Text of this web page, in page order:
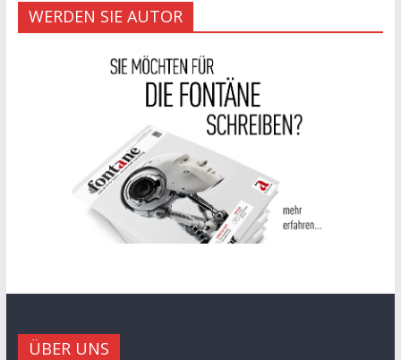
WERDEN SIE AUTOR
ÜBER UNS